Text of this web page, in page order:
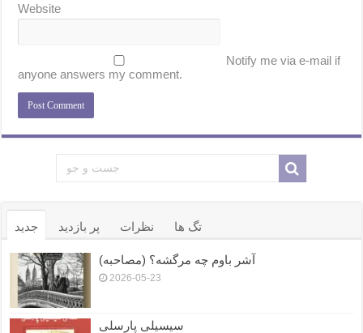
Website
Notify me via e-mail if
anyone answers my comment.
جدید پر بازدید نظرات تگ ها
آشر باوم چه مرگشه؟ (مصاحبه)
2026-05-23
سیسیلی پارسلی